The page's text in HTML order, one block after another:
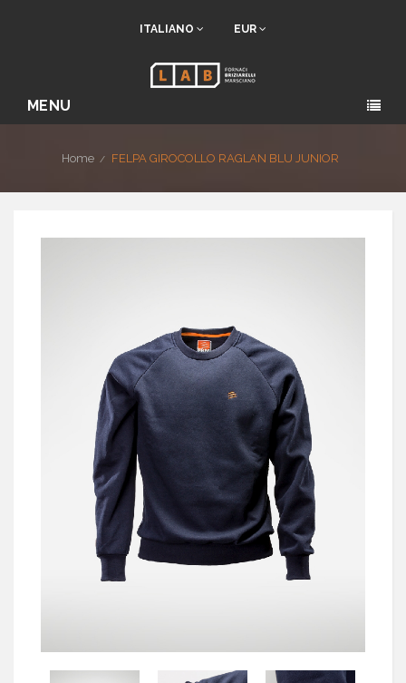
ITALIANO EUR
MENU
Home FELPA GIROCOLLO RAGLAN BLU JUNIOR